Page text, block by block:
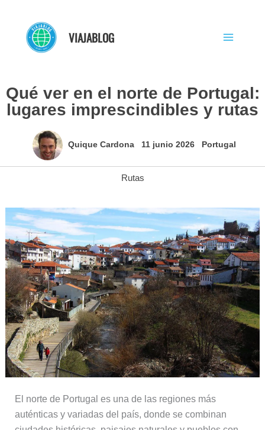
contenido
VIAJABLOG
Qué ver en el norte de Portugal:
lugares imprescindibles y rutas
Quique Cardona 11 junio 2026 Portugal
Rutas
El norte de Portugal es una de las regiones más
auténticas y variadas del país, donde se combinan